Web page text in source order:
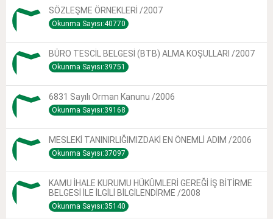
SÖZLEŞME ÖRNEKLERİ /2007
Okunma Sayısı:40770
BÜRO TESCİL BELGESİ (BTB) ALMA KOŞULLARI /2007
Okunma Sayısı:39751
6831 Sayılı Orman Kanunu /2006
Okunma Sayısı:39168
MESLEKİ TANINIRLIĞIMIZDAKİ EN ÖNEMLİ ADIM /2006
Okunma Sayısı:37097
KAMU İHALE KURUMU HÜKÜMLERİ GEREĞİ İŞ BİTİRME
BELGESİ İLE İLGİLİ BİLGİLENDİRME /2008
Okunma Sayısı:35140